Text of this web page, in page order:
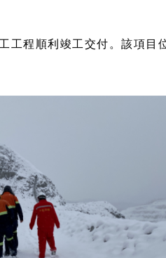
工程順利竣工交付。該項